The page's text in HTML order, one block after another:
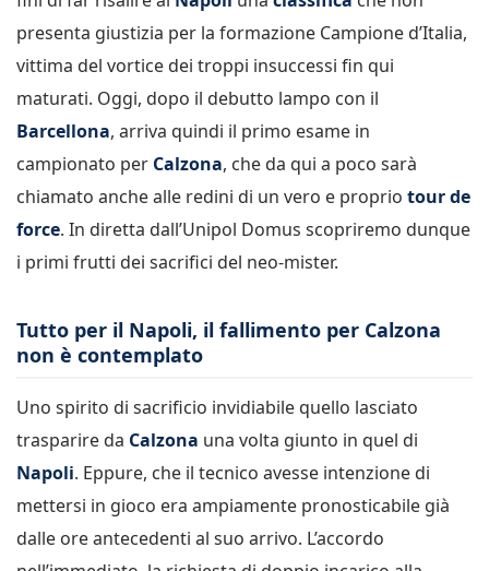
presenta giustizia per la formazione Campione d’Italia,
vittima del vortice dei troppi insuccessi fin qui
maturati. Oggi, dopo il debutto lampo con il
Barcellona, arriva quindi il primo esame in
campionato per Calzona, che da qui a poco sarà
chiamato anche alle redini di un vero e proprio tour de
force. In diretta dall’Unipol Domus scopriremo dunque
i primi frutti dei sacrifici del neo-mister.
Tutto per il Napoli, il fallimento per Calzona
non è contemplato
Uno spirito di sacrificio invidiabile quello lasciato
trasparire da Calzona una volta giunto in quel di
Napoli. Eppure, che il tecnico avesse intenzione di
mettersi in gioco era ampiamente pronosticabile già
dalle ore antecedenti al suo arrivo. L’accordo